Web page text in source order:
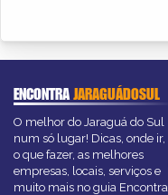
ENCONTRAJARAGUÁDOSUL
O melhor do Jaraguá do Sul
num só lugar! Dicas, onde ir,
o que fazer, as melhores
empresas, locais, serviços e
muito mais no guia Encontra